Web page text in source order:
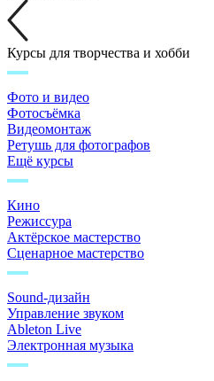
Курсы для творчества и хобби
Фото и видео
Фотосъёмка
Видеомонтаж
Ретушь для фотографов
Ещё курсы
Кино
Режиссура
Актёрское мастерство
Сценарное мастерство
Sound-дизайн
Управление звуком
Ableton Live
Электронная музыка